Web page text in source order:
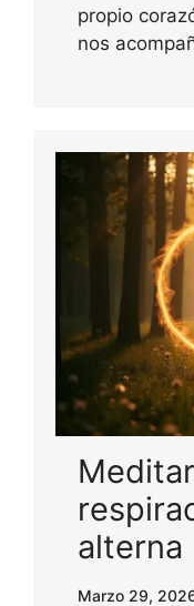
propio
nos
alterna
Marzo 29,